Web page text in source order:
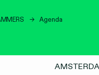
→ Agenda